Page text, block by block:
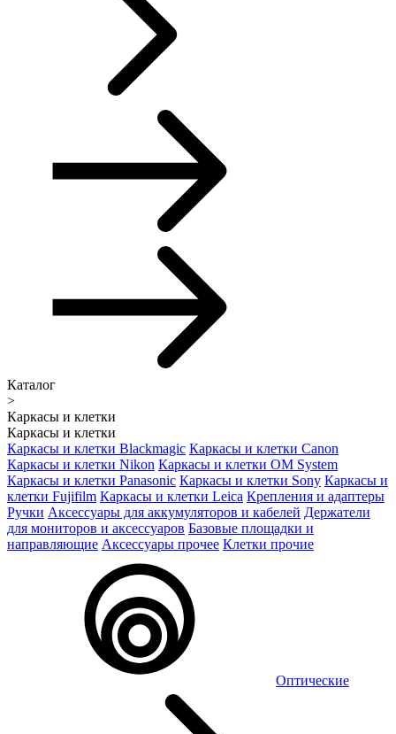
Каталог
>
Каркасы и клетки
Каркасы и клетки
Каркасы и клетки Blackmagic Каркасы и клетки Canon
Каркасы и клетки Nikon Каркасы и клетки OM System
Каркасы и клетки Panasonic Каркасы и клетки Sony Каркасы и
клетки Fujifilm Каркасы и клетки Leica Крепления и адаптеры
Ручки Аксессуары для аккумуляторов и кабелей Держатели
для мониторов и аксессуаров Базовые площадки и
направляющие Аксессуары прочее Клетки прочие
Оптические